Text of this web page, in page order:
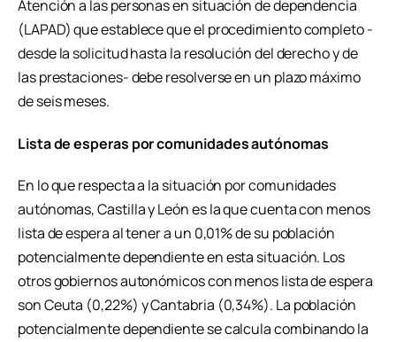
Atención a las personas en situación de dependencia
(LAPAD) que establece que el procedimiento completo -
desde la solicitud hasta la resolución del derecho y de
las prestaciones- debe resolverse en un plazo máximo
de seis meses.
Lista de esperas por comunidades autónomas
En lo que respecta a la situación por comunidades
autónomas, Castilla y León es la que cuenta con menos
lista de espera al tener a un 0,01% de su población
potencialmente dependiente en esta situación. Los
otros gobiernos autonómicos con menos lista de espera
son Ceuta (0,22%) y Cantabria (0,34%). La población
potencialmente dependiente se calcula combinando la